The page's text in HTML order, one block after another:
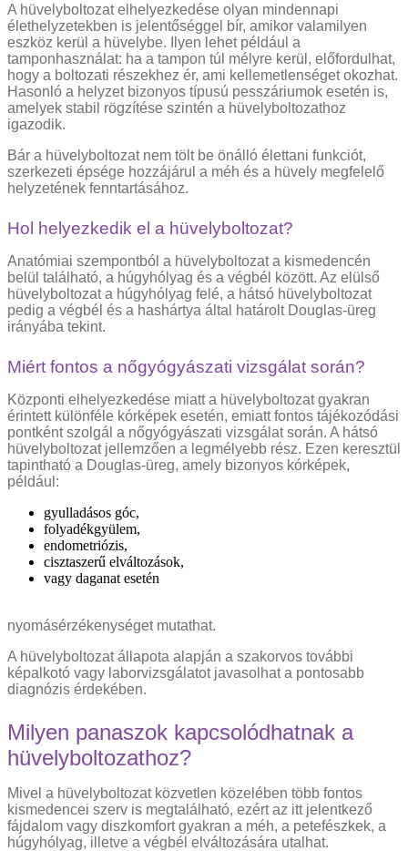
A hüvelyboltozat elhelyezkedése olyan mindennapi
élethelyzetekben is jelentőséggel bír, amikor valamilyen
eszköz kerül a hüvelybe. Ilyen lehet például a
tamponhasználat: ha a tampon túl mélyre kerül, előfordulhat,
hogy a boltozati részekhez ér, ami kellemetlenséget okozhat.
Hasonló a helyzet bizonyos típusú pesszáriumok esetén is,
amelyek stabil rögzítése szintén a hüvelyboltozathoz
igazodik.
Bár a hüvelyboltozat nem tölt be önálló élettani funkciót,
szerkezeti épsége hozzájárul a méh és a hüvely megfelelő
helyzetének fenntartásához.
Hol helyezkedik el a hüvelyboltozat?
Anatómiai szempontból a hüvelyboltozat a kismedencén
belül található, a húgyhólyag és a végbél között. Az elülső
hüvelyboltozat a húgyhólyag felé, a hátsó hüvelyboltozat
pedig a végbél és a hashártya által határolt Douglas-üreg
irányába tekint.
Miért fontos a nőgyógyászati vizsgálat során?
Központi elhelyezkedése miatt a hüvelyboltozat gyakran
érintett különféle kórképek esetén, emiatt fontos tájékozódási
pontként szolgál a nőgyógyászati vizsgálat során. A hátsó
hüvelyboltozat jellemzően a legmélyebb rész. Ezen keresztül
tapintható a Douglas-üreg, amely bizonyos kórképek,
például:
gyulladásos góc,
folyadékgyülem,
endometriózis,
cisztaszerű elváltozások,
vagy daganat esetén
nyomásérzékenységet mutathat.
A hüvelyboltozat állapota alapján a szakorvos további
képalkotó vagy laborvizsgálatot javasolhat a pontosabb
diagnózis érdekében.
Milyen panaszok kapcsolódhatnak a
hüvelyboltozathoz?
Mivel a hüvelyboltozat közvetlen közelében több fontos
kismedencei szerv is megtalálható, ezért az itt jelentkező
fájdalom vagy diszkomfort gyakran a méh, a petefészkek, a
húgyhólyag, illetve a végbél elváltozására utalhat.